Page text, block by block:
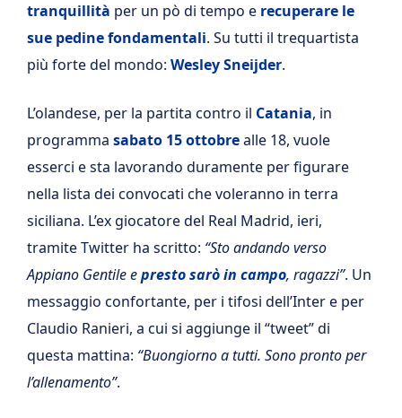
tranquillità per un pò di tempo e recuperare le
sue pedine fondamentali. Su tutti il trequartista
più forte del mondo: Wesley Sneijder.
L’olandese, per la partita contro il Catania, in
programma sabato 15 ottobrealle 18, vuole
esserci e sta lavorando duramente per figurare
nella lista dei convocati che voleranno in terra
siciliana. L’ex giocatore del Real Madrid, ieri,
tramite Twitter ha scritto: “Sto andando verso
Appiano Gentile epresto sarò in campo, ragazzi”. Un
messaggio confortante, per i tifosi dell’Inter e per
Claudio Ranieri, a cui si aggiunge il “tweet” di
questa mattina: “Buongiorno a tutti. Sono pronto per
l’allenamento”.